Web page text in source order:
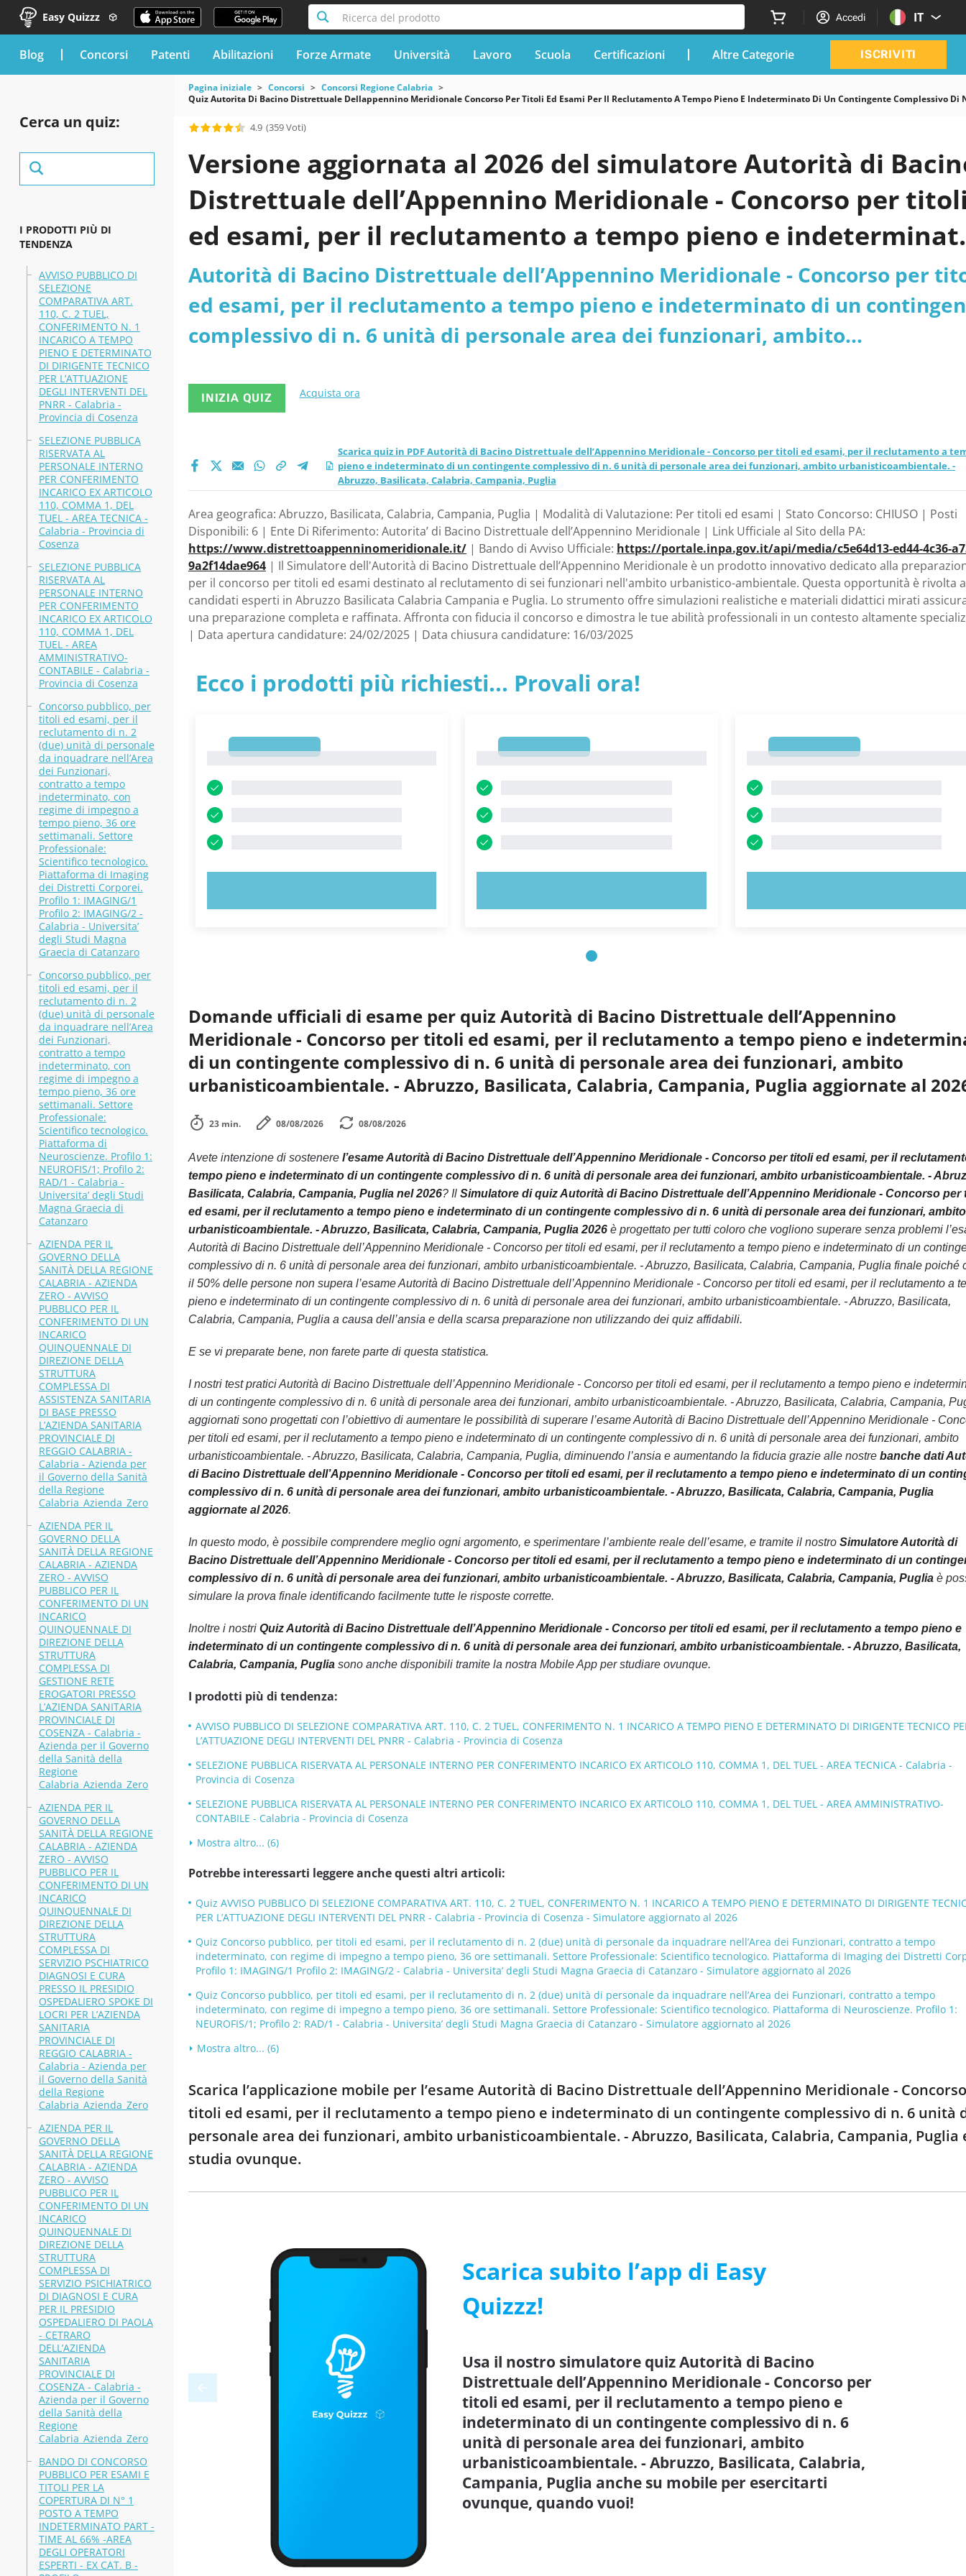
Easy Quizzz Ricerca del prodotto Accedi IT
blog Concorsi Patenti Abilitazioni Forze Armate Università Lavoro Scuola Certificazioni Altre Categorie ISCRIVITI
Cerca un quiz:
I PRODOTTI PIÙ DI
TENDENZA
AVVISO PUBBLICO DI
SELEZIONE
COMPARATIVA ART.
110, C. 2 TUEL,
CONFERIMENTO N. 1
INCARICO A TEMPO
PIENO E DETERMINATO
DI DIRIGENTE TECNICO
PER L’ATTUAZIONE
DEGLI INTERVENTI DEL
PNRR - Calabria -
Provincia di Cosenza
SELEZIONE PUBBLICA
RISERVATA AL
PERSONALE INTERNO
PER CONFERIMENTO
INCARICO EX ARTICOLO
110, COMMA 1, DEL
TUEL - AREA TECNICA -
Calabria - Provincia di
Cosenza
SELEZIONE PUBBLICA
RISERVATA AL
PERSONALE INTERNO
PER CONFERIMENTO
INCARICO EX ARTICOLO
110, COMMA 1, DEL
TUEL - AREA
AMMINISTRATIVO-
CONTABILE - Calabria -
Provincia di Cosenza
Concorso pubblico, per
titoli ed esami, per il
reclutamento di n. 2
(due) unità di personale
da inquadrare nell’Area
dei Funzionari,
contratto a tempo
indeterminato, con
regime di impegno a
tempo pieno, 36 ore
settimanali. Settore
Professionale:
Scientifico tecnologico.
Piattaforma di Imaging
dei Distretti Corporei.
Profilo 1: IMAGING/1
Profilo 2: IMAGING/2 -
Calabria - Universita’
degli Studi Magna
Graecia di Catanzaro
Concorso pubblico, per
titoli ed esami, per il
reclutamento di n. 2
(due) unità di personale
da inquadrare nell’Area
dei Funzionari,
contratto a tempo
indeterminato, con
regime di impegno a
tempo pieno, 36 ore
settimanali. Settore
Professionale:
Scientifico tecnologico.
Piattaforma di
Neuroscienze. Profilo 1:
NEUROFIS/1; Profilo 2:
RAD/1 - Calabria -
Universita’ degli Studi
Magna Graecia di
Catanzaro
AZIENDA PER IL
GOVERNO DELLA
SANITÀ DELLA REGIONE
CALABRIA - AZIENDA
ZERO - AVVISO
PUBBLICO PER IL
CONFERIMENTO DI UN
INCARICO
QUINQUENNALE DI
DIREZIONE DELLA
STRUTTURA
COMPLESSA DI
ASSISTENZA SANITARIA
DI BASE PRESSO
L’AZIENDA SANITARIA
PROVINCIALE DI
REGGIO CALABRIA -
Calabria - Azienda per
il Governo della Sanità
della Regione
Calabria_Azienda_Zero
AZIENDA PER IL
GOVERNO DELLA
SANITÀ DELLA REGIONE
CALABRIA - AZIENDA
ZERO - AVVISO
PUBBLICO PER IL
CONFERIMENTO DI UN
INCARICO
QUINQUENNALE DI
DIREZIONE DELLA
STRUTTURA
COMPLESSA DI
GESTIONE RETE
EROGATORI PRESSO
L’AZIENDA SANITARIA
PROVINCIALE DI
COSENZA - Calabria -
Azienda per il Governo
della Sanità della
Regione
Calabria_Azienda_Zero
AZIENDA PER IL
GOVERNO DELLA
SANITÀ DELLA REGIONE
CALABRIA - AZIENDA
ZERO - AVVISO
PUBBLICO PER IL
CONFERIMENTO DI UN
INCARICO
QUINQUENNALE DI
DIREZIONE DELLA
STRUTTURA
COMPLESSA DI
SERVIZIO PSCHIATRICO
DIAGNOSI E CURA
PRESSO IL PRESIDIO
OSPEDALIERO SPOKE DI
LOCRI PER L’AZIENDA
SANITARIA
PROVINCIALE DI
REGGIO CALABRIA -
Calabria - Azienda per
il Governo della Sanità
della Regione
Calabria_Azienda_Zero
AZIENDA PER IL
GOVERNO DELLA
SANITÀ DELLA REGIONE
CALABRIA - AZIENDA
ZERO - AVVISO
PUBBLICO PER IL
CONFERIMENTO DI UN
INCARICO
QUINQUENNALE DI
DIREZIONE DELLA
STRUTTURA
COMPLESSA DI
SERVIZIO PSICHIATRICO
DI DIAGNOSI E CURA
PER IL PRESIDIO
OSPEDALIERO DI PAOLA
- CETRARO
DELL’AZIENDA
SANITARIA
PROVINCIALE DI
COSENZA - Calabria -
Azienda per il Governo
della Sanità della
Regione
Calabria_Azienda_Zero
BANDO DI CONCORSO
PUBBLICO PER ESAMI E
TITOLI PER LA
COPERTURA DI N° 1
POSTO A TEMPO
INDETERMINATO PART -
TIME AL 66% -AREA
DEGLI OPERATORI
ESPERTI - EX CAT. B -
Pagina iniziale Concorsi
Concorsi Regione Calabria
Quiz Autorita Di Bacino Distrettuale Dellappennino Meridionale Concorso Per Titoli Ed Esami Per Il Reclutamento A Tempo Pieno E Indeterminato Di Un Contingente Complessivo Di
4.9 (359 Voti)
Versione aggiornata al 2026 del simulatore Autorità di
Distrettuale dell’Appennino Meridionale - Concorso per
ed esami, per il reclutamento a tempo pieno e
di un contingente complessivo di n. 6 unità di personale
dei funzionari, ambito urbanisticoambientale. - Abruzzo,
Basilicata, Calabria, Campania, Puglia
Autorità di Bacino Distrettuale dell’Appennino Meridionale - Concorso per
ed esami, per il reclutamento a tempo pieno e indeterminato di un
complessivo di n. 6 unità di personale area dei funzionari, ambito
INIZIA QUIZ Acquista ora
Scarica quiz in PDF Autorità di Bacino Distrettuale dell’Appennino Meridionale - Concorso per titoli ed esami, per il reclutamento a
pieno e indeterminato di un contingente complessivo di n. 6 unità di personale area dei funzionari, ambito urbanisticoambientale. -
Abruzzo, Basilicata, Calabria, Campania, Puglia
Area geografica: Abruzzo, Basilicata, Calabria, Campania, Puglia | Modalità di Valutazione: Per titoli ed esami | Stato Concorso: CHIUSO | Posti
Disponibili: 6 | Ente Di Riferimento: Autorita’ di Bacino Distrettuale dell’Appennino Meridionale | Link Ufficiale al Sito della PA:
https://www.distrettoappenninomeridionale.it/| Bando di Avviso Ufficiale: https://portale.inpa.gov.it/api/media/c5e64d13-ed44-4c36-
9a2f14dae964| Il Simulatore dell'Autorità di Bacino Distrettuale dell’Appennino Meridionale è un prodotto innovativo dedicato alla
per il concorso per titoli ed esami destinato al reclutamento di sei funzionari nell'ambito urbanistico-ambientale. Questa opportunità è rivolta a
candidati esperti in Abruzzo Basilicata Calabria Campania e Puglia. Lo strumento offre simulazioni realistiche e materiali didattici mirati
una preparazione completa e raffinata. Affronta con fiducia il concorso e dimostra le tue abilità professionali in un contesto altamente
| Data apertura candidature: 24/02/2025 | Data chiusura candidature: 16/03/2025
Ecco i prodotti più richiesti... Provali ora!
Domande ufficiali di esame per quiz Autorità di Bacino Distrettuale dell’Appennino
Meridionale - Concorso per titoli ed esami, per il reclutamento a tempo pieno e
di un contingente complessivo di n. 6 unità di personale area dei funzionari, ambito
urbanisticoambientale. - Abruzzo, Basilicata, Calabria, Campania, Puglia aggiornate al
23 min. 08/08/2026 08/08/2026
Avete intenzione di sostenere l’esame Autorità di Bacino Distrettuale dell’Appennino Meridionale - Concorso per titoli ed esami, per il
tempo pieno e indeterminato di un contingente complessivo di n. 6 unità di personale area dei funzionari, ambito urbanisticoambientale. -
Basilicata, Calabria, Campania, Puglia nel 2026? Il Simulatore di quiz Autorità di Bacino Distrettuale dell’Appennino Meridionale - Concorso per
ed esami, per il reclutamento a tempo pieno e indeterminato di un contingente complessivo di n. 6 unità di personale area dei funzionari, ambito
urbanisticoambientale. - Abruzzo, Basilicata, Calabria, Campania, Puglia 2026è progettato per tutti coloro che vogliono superare senza problemi
Autorità di Bacino Distrettuale dell’Appennino Meridionale - Concorso per titoli ed esami, per il reclutamento a tempo pieno e indeterminato di un
complessivo di n. 6 unità di personale area dei funzionari, ambito urbanisticoambientale. - Abruzzo, Basilicata, Calabria, Campania, Puglia finale poiché
il 50% delle persone non supera l’esame Autorità di Bacino Distrettuale dell’Appennino Meridionale - Concorso per titoli ed esami, per il reclutamento a
pieno e indeterminato di un contingente complessivo di n. 6 unità di personale area dei funzionari, ambito urbanisticoambientale. - Abruzzo, Basilicata,
Calabria, Campania, Puglia a causa dell’ansia e della scarsa preparazione non utilizzando dei quiz affidabili.
E se vi preparate bene, non farete parte di questa statistica.
I nostri test pratici Autorità di Bacino Distrettuale dell’Appennino Meridionale - Concorso per titoli ed esami, per il reclutamento a tempo pieno e
di un contingente complessivo di n. 6 unità di personale area dei funzionari, ambito urbanisticoambientale. - Abruzzo, Basilicata, Calabria, Campania,
aggiornati sono progettati con l’obiettivo di aumentare le possibilità di superare l’esame Autorità di Bacino Distrettuale dell’Appennino Meridionale -
per titoli ed esami, per il reclutamento a tempo pieno e indeterminato di un contingente complessivo di n. 6 unità di personale area dei funzionari, ambito
urbanisticoambientale. - Abruzzo, Basilicata, Calabria, Campania, Puglia, diminuendo l’ansia e aumentando la fiducia grazie alle nostre banche dati
di Bacino Distrettuale dell’Appennino Meridionale - Concorso per titoli ed esami, per il reclutamento a tempo pieno e indeterminato di un
complessivo di n. 6 unità di personale area dei funzionari, ambito urbanisticoambientale. - Abruzzo, Basilicata, Calabria, Campania, Puglia
aggiornate al 2026.
In questo modo, è possibile comprendere meglio ogni argomento, e sperimentare l’ambiente reale dell’esame, e tramite il nostro Simulatore Autorità di
Bacino Distrettuale dell’Appennino Meridionale - Concorso per titoli ed esami, per il reclutamento a tempo pieno e indeterminato di un
complessivo di n. 6 unità di personale area dei funzionari, ambito urbanisticoambientale. - Abruzzo, Basilicata, Calabria, Campania, Pugliaè
simulare la prova finale identificando facilmente tutte le risposte corrette.
Inoltre i nostri Quiz Autorità di Bacino Distrettuale dell’Appennino Meridionale - Concorso per titoli ed esami, per il reclutamento a tempo pieno e
indeterminato di un contingente complessivo di n. 6 unità di personale area dei funzionari, ambito urbanisticoambientale. - Abruzzo, Basilicata,
Calabria, Campania, Pugliasono anche disponibili tramite la nostra Mobile App per studiare ovunque.
I prodotti più di tendenza:
AVVISO PUBBLICO DI SELEZIONE COMPARATIVA ART. 110, C. 2 TUEL, CONFERIMENTO N. 1 INCARICO A TEMPO PIENO E DETERMINATO DI DIRIGENTE TECNICO
L’ATTUAZIONE DEGLI INTERVENTI DEL PNRR - Calabria - Provincia di Cosenza
SELEZIONE PUBBLICA RISERVATA AL PERSONALE INTERNO PER CONFERIMENTO INCARICO EX ARTICOLO 110, COMMA 1, DEL TUEL - AREA TECNICA - Calabria -
Provincia di Cosenza
SELEZIONE PUBBLICA RISERVATA AL PERSONALE INTERNO PER CONFERIMENTO INCARICO EX ARTICOLO 110, COMMA 1, DEL TUEL - AREA AMMINISTRATIVO-
CONTABILE - Calabria - Provincia di Cosenza
Mostra altro... (6)
Potrebbe interessarti leggere anche questi altri articoli:
Quiz AVVISO PUBBLICO DI SELEZIONE COMPARATIVA ART. 110, C. 2 TUEL, CONFERIMENTO N. 1 INCARICO A TEMPO PIENO E DETERMINATO DI DIRIGENTE
PER L’ATTUAZIONE DEGLI INTERVENTI DEL PNRR - Calabria - Provincia di Cosenza - Simulatore aggiornato al 2026
Quiz Concorso pubblico, per titoli ed esami, per il reclutamento di n. 2 (due) unità di personale da inquadrare nell’Area dei Funzionari, contratto a tempo
indeterminato, con regime di impegno a tempo pieno, 36 ore settimanali. Settore Professionale: Scientifico tecnologico. Piattaforma di Imaging dei Distretti
Profilo 1: IMAGING/1 Profilo 2: IMAGING/2 - Calabria - Universita’ degli Studi Magna Graecia di Catanzaro - Simulatore aggiornato al 2026
Quiz Concorso pubblico, per titoli ed esami, per il reclutamento di n. 2 (due) unità di personale da inquadrare nell’Area dei Funzionari, contratto a tempo
indeterminato, con regime di impegno a tempo pieno, 36 ore settimanali. Settore Professionale: Scientifico tecnologico. Piattaforma di Neuroscienze. Profilo 1:
NEUROFIS/1; Profilo 2: RAD/1 - Calabria - Universita’ degli Studi Magna Graecia di Catanzaro - Simulatore aggiornato al 2026
Mostra altro... (6)
Scarica l’applicazione mobile per l’esame Autorità di Bacino Distrettuale dell’Appennino Meridionale -
titoli ed esami, per il reclutamento a tempo pieno e indeterminato di un contingente complessivo di n. 6 unità
personale area dei funzionari, ambito urbanisticoambientale. - Abruzzo, Basilicata, Calabria, Campania, Puglia
studia ovunque.
Scarica subito l’app di Easy
Quizzz!
Usa il nostro simulatore quiz Autorità di Bacino
Distrettuale dell’Appennino Meridionale - Concorso per
titoli ed esami, per il reclutamento a tempo pieno e
indeterminato di un contingente complessivo di n. 6
unità di personale area dei funzionari, ambito
urbanisticoambientale. - Abruzzo, Basilicata, Calabria,
Campania, Puglia anche su mobile per esercitarti
ovunque, quando vuoi!